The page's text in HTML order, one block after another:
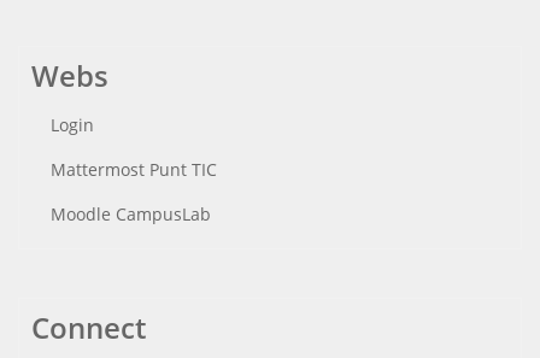
Webs
Login
Mattermost Punt TIC
Moodle CampusLab
Connect